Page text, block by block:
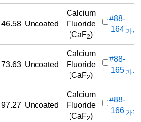
46.58 Uncoated
Calcium
Fluoride
(CaF2)
#88-
164 가격
73.63 Uncoated
Calcium
Fluoride
(CaF2)
#88-
165 가격
97.27 Uncoated
Calcium
Fluoride
(CaF2)
#88-
166 가격